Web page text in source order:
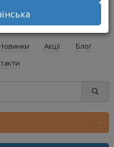
541-64-04
541-64-04
Акції
Блог